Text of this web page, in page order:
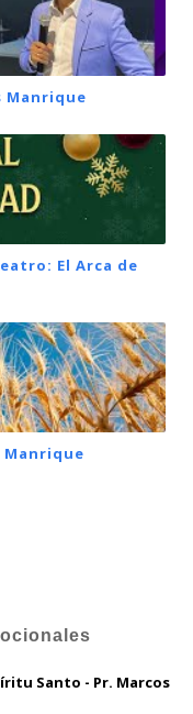
Manrique
El Arca de
Manrique
Santo - Pr. Marcos